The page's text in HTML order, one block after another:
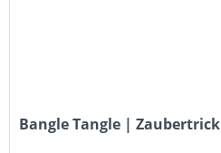
Bangle Tangle | Zaubertrick